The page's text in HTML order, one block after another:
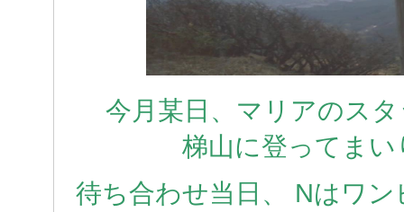
今月某日、マリアのス
梯山に登ってま
待ち合わせ当日、 Nはワ